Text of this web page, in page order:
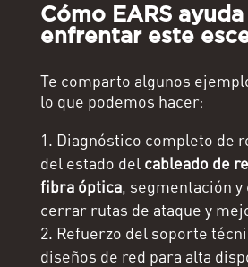
Cómo EARS ayuda
enfrentar este
Te comparto algunos
lo que podemos hacer:
Diagnóstico completo de
del estado del cableado de
fibra óptica, segmentación
cerrar rutas de ataque y
Refuerzo del soporte
diseños de red para alta